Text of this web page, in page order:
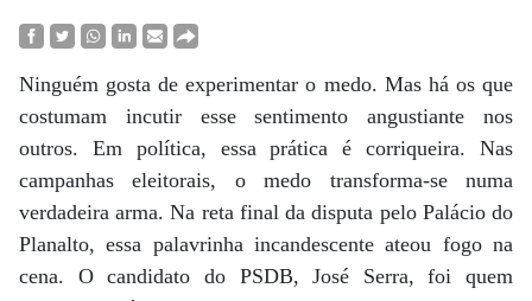
Ninguém gosta de experimentar o medo. Mas há os que
costumam incutir esse sentimento angustiante nos
outros. Em política, essa prática é corriqueira. Nas
campanhas eleitorais, o medo transforma-se numa
verdadeira arma. Na reta final da disputa pelo Palácio do
Planalto, essa palavrinha incandescente ateou fogo na
cena. O candidato do PSDB, José Serra, foi quem